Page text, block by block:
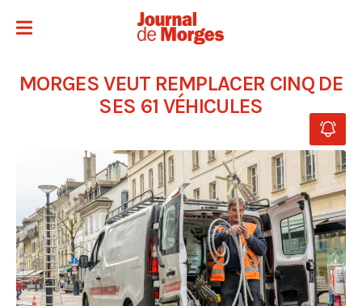
MORGES VEUT REMPLACER CINQ DE
SES 61 VÉHICULES